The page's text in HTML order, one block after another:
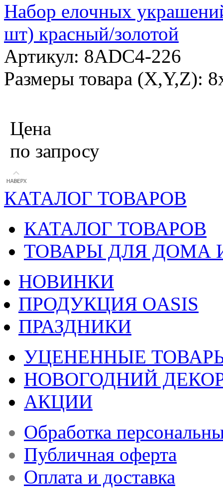
Набор елочных
шт) красный/золотой
Артикул: 8ADC4-226
Размеры товара (X,Y,Z):
Цена
по запросу
КАТАЛОГ ТОВАРОВ
КАТАЛОГ ТОВАРОВ
ТОВАРЫ ДЛЯ ДОМА
НОВИНКИ
ПРОДУКЦИЯ OASIS
ПРАЗДНИКИ
УЦЕНЕННЫЕ
НОВОГОДНИЙ
АКЦИИ
Обработка
Публичная оферта
Оплата и доставка